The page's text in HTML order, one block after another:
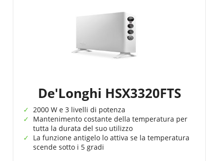
De'Longhi HSX3320FTS
2000 W e 3 livelli di potenza
Mantenimento costante della temperatura per
tutta la durata del suo utilizzo
La funzione antigelo lo attiva se la temperatura
scende sotto i 5 gradi